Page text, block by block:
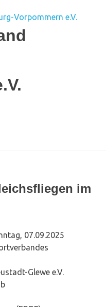
im
07.09.2025
Glewe e.V.